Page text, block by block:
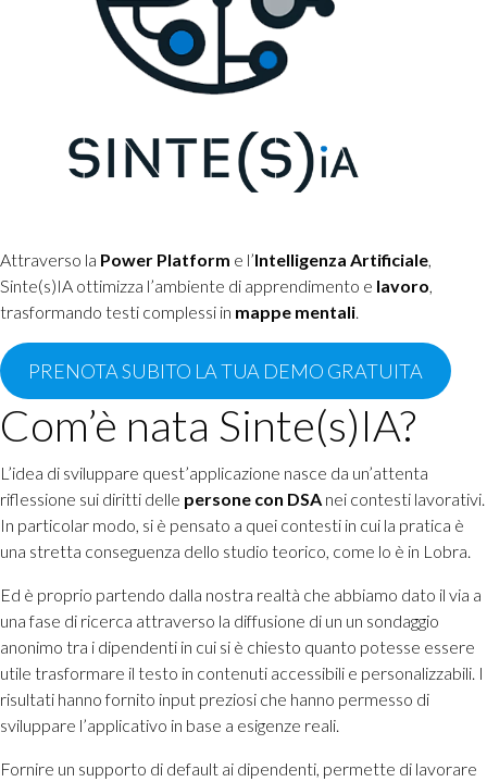
Attraverso la Power Platform e l’Intelligenza Artificiale
Sinte(s)IA ottimizza l’ambiente di apprendimento e lavoro
trasformando testi complessi in mappe mentali
PRENOTA SUBITO LA TUA DEMO GRATUITA
Com’è nata Sinte(s)IA?
L’idea di sviluppare quest’applicazione nasce da un’attenta
riflessione sui diritti delle persone con DSA nei contesti lavorativi.
In particolar modo, si è pensato a quei contesti in cui la pratica è
una stretta conseguenza dello studio teorico, come lo è in Lobra.
Ed è proprio partendo dalla nostra realtà che abbiamo dato il via a
una fase di ricerca attraverso la diffusione di un un sondaggio
anonimo tra i dipendenti in cui si è chiesto quanto potesse essere
utile trasformare il testo in contenuti accessibili e personalizzabili. I
risultati hanno fornito input preziosi che hanno permesso di
sviluppare l’applicativo in base a esigenze reali.
Fornire un supporto di default ai dipendenti, permette di lavorare